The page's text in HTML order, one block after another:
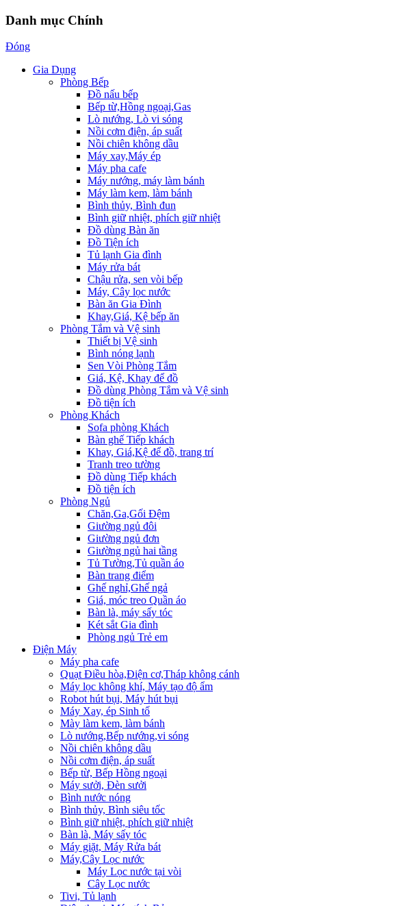
Danh mục Chính
Đóng
Gia Dụng
Phòng Bếp
Đồ nấu bếp
Bếp từ,Hồng ngoại,Gas
Lò nướng, Lò vi sóng
Nồi cơm điện, áp suất
Nồi chiên không dầu
Máy xay,Máy ép
Máy pha cafe
Máy nướng, máy làm bánh
Máy làm kem, làm bánh
Bình thủy, Bình đun
Bình giữ nhiệt, phích giữ nhiệt
Đồ dùng Bàn ăn
Đồ Tiện ích
Tủ lạnh Gia đình
Máy rửa bát
Chậu rửa, sen vòi bếp
Máy, Cây lọc nước
Bàn ăn Gia Đình
Khay,Giá, Kệ bếp ăn
Phòng Tắm và Vệ sinh
Thiết bị Vệ sinh
Bình nóng lạnh
Sen Vòi Phòng Tắm
Giá, Kệ, Khay để đồ
Đồ dùng Phòng Tắm và Vệ sinh
Đồ tiện ích
Phòng Khách
Sofa phòng Khách
Bàn ghế Tiếp khách
Khay, Giá,Kệ để đồ, trang trí
Tranh treo tường
Đồ dùng Tiếp khách
Đồ tiện ích
Phòng Ngủ
Chăn,Ga,Gối Đệm
Giường ngủ đôi
Giường ngủ đơn
Giường ngủ hai tầng
Tủ Tường,Tủ quần áo
Bàn trang điểm
Ghế nghỉ,Ghế ngả
Giá, móc treo Quần áo
Bàn là, máy sấy tóc
Két sắt Gia đình
Phòng ngủ Trẻ em
Điện Máy
Máy pha cafe
Quạt Điều hòa,Điện cơ,Tháp không cánh
Máy lọc không khí, Máy tạo độ ẩm
Robot hút bụi, Máy hút bụi
Máy Xay, ép Sinh tố
Mày làm kem, làm bánh
Lò nướng,Bếp nướng,vi sóng
Nồi chiên không dầu
Nồi cơm điện, áp suất
Bếp từ, Bếp Hồng ngoại
Máy sưởi, Đèn sưởi
Bình nước nóng
Bình thủy, Bình siêu tốc
Bình giữ nhiệt, phích giữ nhiệt
Bàn là, Máy sấy tóc
Máy giặt, Máy Rửa bát
Máy,Cây Lọc nước
Máy Lọc nước tại vòi
Cây Lọc nước
Tivi, Tủ lạnh